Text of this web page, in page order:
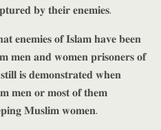
𝐛𝐲 𝐭𝐡𝐞𝐢𝐫 𝐞𝐧𝐞𝐦𝐢𝐞𝐬.
𝐞𝐧𝐞𝐦𝐢𝐞𝐬 𝐨𝐟 𝐈𝐬𝐥𝐚𝐦 𝐡𝐚𝐯𝐞 𝐛𝐞𝐞𝐧
𝐦𝐞𝐧 𝐚𝐧𝐝 𝐰𝐨𝐦𝐞𝐧 𝐩𝐫𝐢𝐬𝐨𝐧𝐞𝐫𝐬 𝐨𝐟
𝐢𝐬 𝐝𝐞𝐦𝐨𝐧𝐬𝐭𝐫𝐚𝐭𝐞𝐝 𝐰𝐡𝐞𝐧
𝐦𝐞𝐧 𝐨𝐫 𝐦𝐨𝐬𝐭 𝐨𝐟 𝐭𝐡𝐞𝐦
𝐌𝐮𝐬𝐥𝐢𝐦 𝐰𝐨𝐦𝐞𝐧.